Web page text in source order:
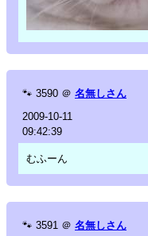
🐾 3590 ＠ 名無しさん
2009-10-11
09:42:39
むふーん
🐾 3591 ＠ 名無しさん